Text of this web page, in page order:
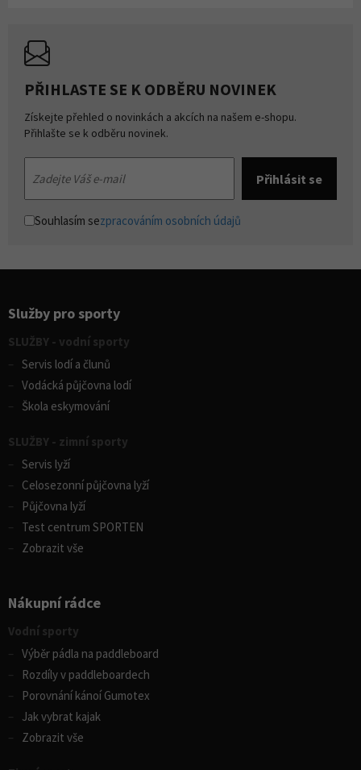
PŘIHLASTE SE K ODBĚRU NOVINEK
Získejte přehled o novinkách a akcích na našem e-shopu.
Přihlašte se k odběru novinek.
Souhlasím sezpracováním osobních údajů
Služby pro sporty
SLUŽBY - vodní sporty
Servis lodí a člunů
Vodácká půjčovna lodí
Škola eskymování
SLUŽBY - zimní sporty
Servis lyží
Celosezonní půjčovna lyží
Půjčovna lyží
Test centrum SPORTEN
Zobrazit vše
Nákupní rádce
Vodní sporty
Výběr pádla na paddleboard
Rozdíly v paddleboardech
Porovnání kánoí Gumotex
Jak vybrat kajak
Zobrazit vše